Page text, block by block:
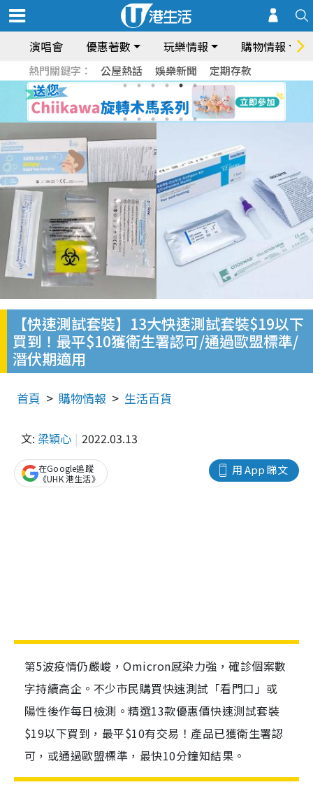
演唱會 優惠著數 玩樂情報 購物情報
熱門關鍵字： 公屋熱話 娛樂新聞 定期存款
【快速測試套裝】13大快速測試套裝$19以下
買到！最平$10獲衛生署認可/通過歐盟標準/
潛伏期適用
首頁 購物情報 生活百貨
文: 梁穎心 2022.03.13
用 App 睇文
在Google追蹤
《UHK 港生活》
第5波疫情仍嚴峻，Omicron感染力強，確診個案數
字持續高企。不少市民購買快速測試「看門口」或
陽性後作每日檢測。精選13款優惠價快速測試套裝
$19以下買到，最平$10有交易！產品已獲衛生署認
可，或通過歐盟標準，最快10分鐘知結果。